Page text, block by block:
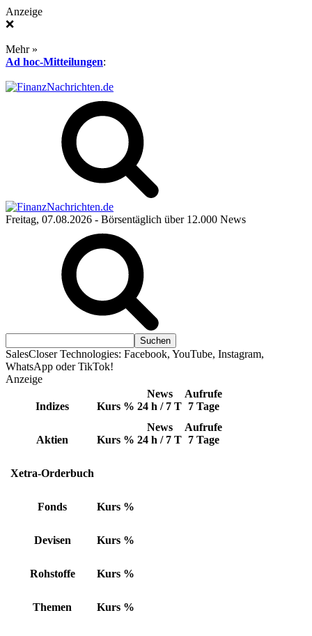
Anzeige
❌
Mehr »
Ad hoc-Mitteilungen:
Freitag, 07.08.2026 - Börsentäglich über 12.000 News
SalesCloser Technologies: Facebook, YouTube, Instagram,
WhatsApp oder TikTok!
Anzeige
Indizes Kurs %
News
24 h / 7 T
Aufrufe
7 Tage
Aktien Kurs %
News
24 h / 7 T
Aufrufe
7 Tage
Xetra-Orderbuch
Fonds Kurs %
Devisen Kurs %
Rohstoffe Kurs %
Themen Kurs %